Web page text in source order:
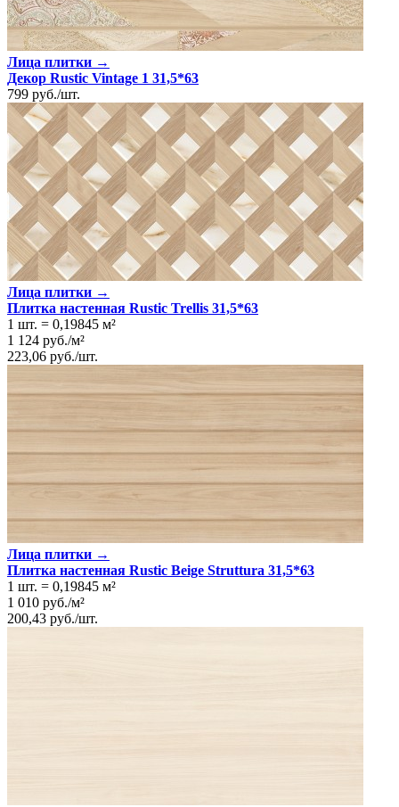
Лица плитки →
Декор Rustic Vintage 1 31,5*63
799 руб./шт.
Лица плитки →
Плитка настенная Rustic Trellis 31,5*63
1 шт. = 0,19845 м²
1 124 руб./м²
223,06 руб./шт.
Лица плитки →
Плитка настенная Rustic Beige Struttura 31,5*63
1 шт. = 0,19845 м²
1 010 руб./м²
200,43 руб./шт.